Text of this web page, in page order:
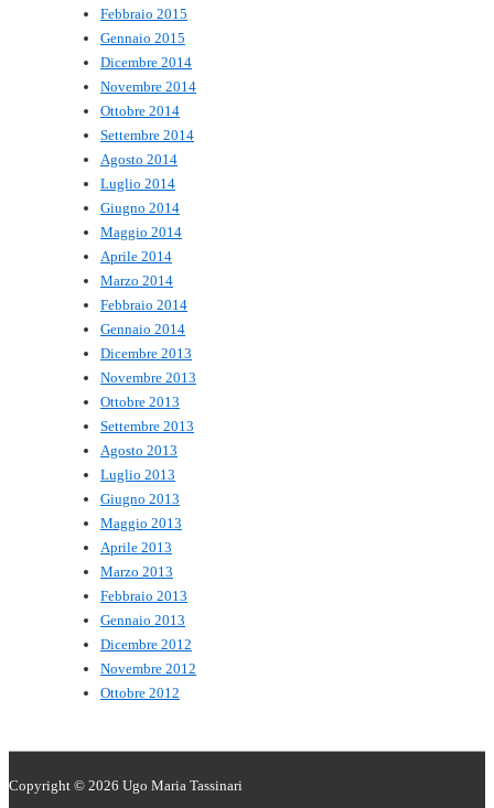
Febbraio 2015
Gennaio 2015
Dicembre 2014
Novembre 2014
Ottobre 2014
Settembre 2014
Agosto 2014
Luglio 2014
Giugno 2014
Maggio 2014
Aprile 2014
Marzo 2014
Febbraio 2014
Gennaio 2014
Dicembre 2013
Novembre 2013
Ottobre 2013
Settembre 2013
Agosto 2013
Luglio 2013
Giugno 2013
Maggio 2013
Aprile 2013
Marzo 2013
Febbraio 2013
Gennaio 2013
Dicembre 2012
Novembre 2012
Ottobre 2012
Copyright © 2026 Ugo Maria Tassinari